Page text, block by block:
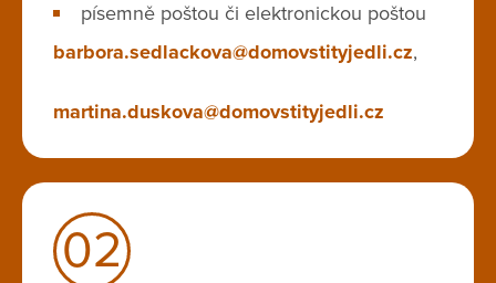
písemně poštou či elektronickou poštou
barbora.sedlackova@domovstityjedli.cz,
martina.duskova@domovstityjedli.cz
02